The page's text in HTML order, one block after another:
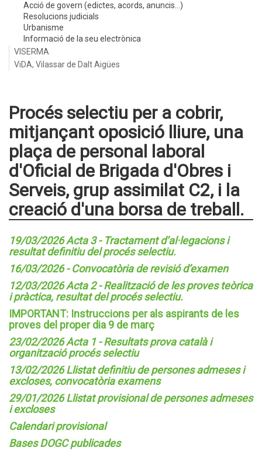
Acció de govern (edictes, acords, anuncis...)
Resolucions judicials
Urbanisme
Informació de la seu electrònica
VISERMA
ViDA, Vilassar de Dalt Aigües
Procés selectiu per a cobrir,
mitjançant oposició lliure, una
plaça de personal laboral
d'Oficial de Brigada d'Obres i
Serveis, grup assimilat C2, i la
creació d'una borsa de treball.
19/03/2026 Acta 3 - Tractament d’al·legacions i
resultat definitiu del procés selectiu.
16/03/2026 - Convocatòria de revisió d’examen
12/03/2026 Acta 2 - Realització de les proves teòrica
i pràctica, resultat del procés selectiu.
IMPORTANT: Instruccions per als aspirants de les
proves del proper dia 9 de març
23/02/2026 Acta 1 - Resultats prova català i
organització procés selectiu
13/02/2026 Llistat definitiu de persones admeses i
excloses, convocatòria examens
29/01/2026 Llistat provisional de persones admeses
i excloses
Calendari provisional
Bases DOGC publicades